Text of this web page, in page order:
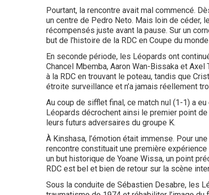
Pourtant, la rencontre avait mal commencé.
un centre de Pedro Neto. Mais loin de céder,
récompensés juste avant la pause. Sur un
but de l’histoire de la RDC en Coupe du
En seconde période, les Léopards ont
Chancel Mbemba, Aaron Wan-Bissaka et
à la RDC en trouvant le poteau, tandis que
étroite surveillance et n’a jamais réellement
Au coup de sifflet final, ce match nul (1-1) a
Léopards décrochent ainsi le premier point
leurs futurs adversaires du groupe K.
À Kinshasa, l’émotion était immense. Pour
rencontre constituait une première
un but historique de Yoane Wissa, un point
RDC est bel et bien de retour sur la scène
Sous la conduite de Sébastien Desabre, les